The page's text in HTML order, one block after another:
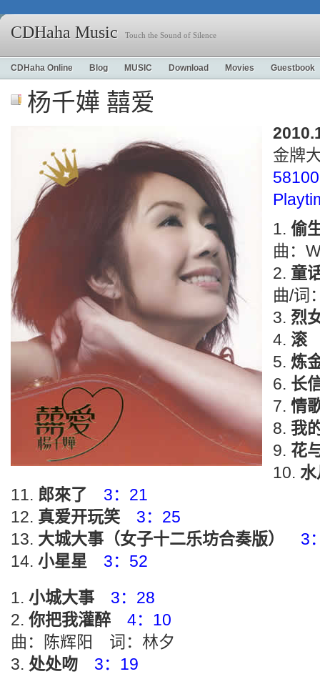
CDHaha Music Touch the Sound of Silence
CDHaha Online Blog MUSIC Download Movies Guestbook
杨千嬅 囍爱
金牌
偷
曲：
童
曲/词
烈
滚
炼
长
情
我
花
水
郎來了
3：21
真爱开玩笑
3：25
大城大事（女子十二乐坊合奏版）
3
小星星
3：52
小城大事
3：28
你把我灌醉
4：10
曲：陈辉阳 词：林夕
处处吻
3：19